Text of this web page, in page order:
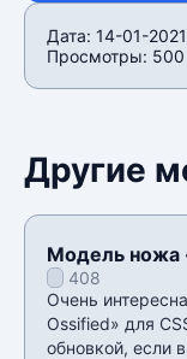
Дата: 14-01-
Просмотры: 500
Другие
Модель ножа
CSS v34
408
Очень
Ossified» для
обновкой, если